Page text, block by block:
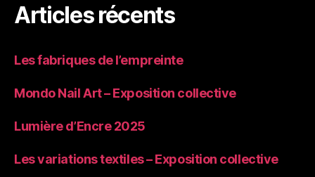
Articles récents
Les fabriques de l’empreinte
Mondo Nail Art – Exposition collective
Lumière d’Encre 2025
Les variations textiles – Exposition collective